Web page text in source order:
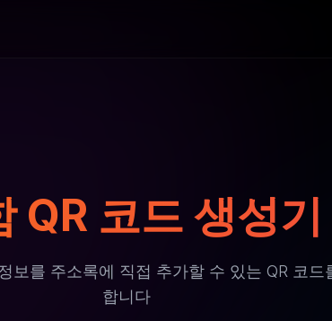
QR 코드 생성기
보를 주소록에 직접 추가할 수 있는 QR 코드
합니다